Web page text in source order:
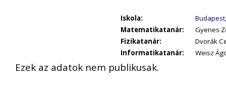
Iskola:
Matematikatanár:
Gyenes
Fizikatanár:
Dvorák
Informatikatanár:
Weisz
Ezek az adatok nem publikusak.